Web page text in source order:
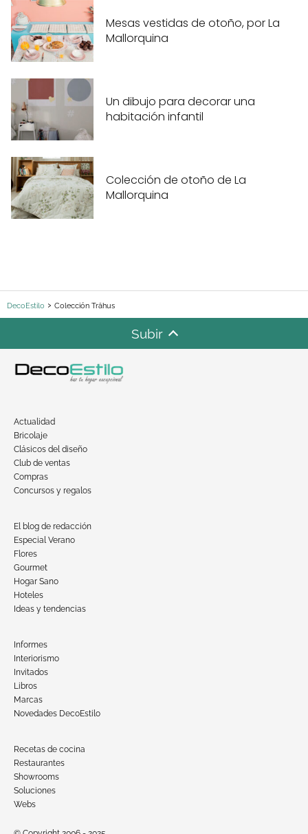
Mesas vestidas de otoño, por La
Mallorquina
Un dibujo para decorar una
habitación infantil
Colección de otoño de La
Mallorquina
DecoEstilo Colección Trähus
Subir
Actualidad
Bricolaje
Clásicos del diseño
Club de ventas
Compras
Concursos y regalos
El blog de redacción
Especial Verano
Flores
Gourmet
Hogar Sano
Hoteles
Ideas y tendencias
Informes
Interiorismo
Invitados
Libros
Marcas
Novedades DecoEstilo
Recetas de cocina
Restaurantes
Showrooms
Soluciones
Webs